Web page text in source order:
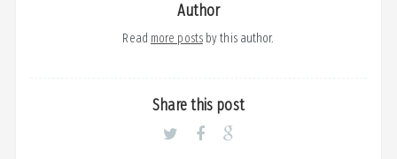
Author
Read more postsby this author.
Share this post